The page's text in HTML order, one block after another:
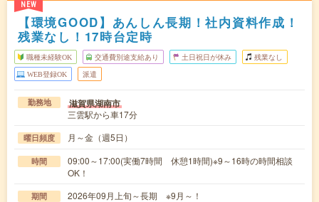
NEW
【環境GOOD】あんしん長期！社内資料作成！
残業なし！17時台定時
職種未経験OK 交通費別途支給あり 土日祝日が休み 残業なし
WEB登録OK 派遣
勤務地 滋賀県湖南市
三雲駅から車17分
曜日頻度 月～金（週5日）
時間
09:00～17:00(実働7時間 休憩1時間)※9～16時の時間相談
OK！
期間 2026年09月上旬～長期 ※9月～！